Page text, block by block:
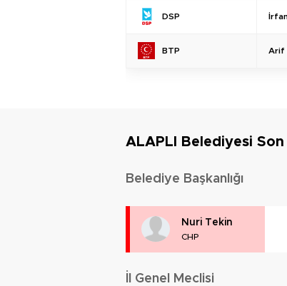
DSP
BTP Arif
ALAPLI Belediyesi
Belediye Başkanlığı
Nuri Tekin
CHP
İl Genel Meclisi